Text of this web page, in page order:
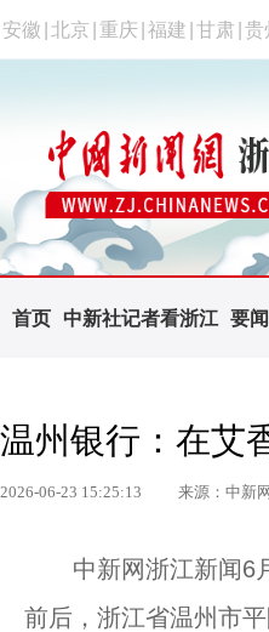
安徽 北京 重庆 福建 甘肃 贵
首页 中新社记者看浙江 要闻
温州银行：在艾
2026-06-23 15:25:13 来源：中新
中新网浙江新闻6月
前后，浙江省温州市